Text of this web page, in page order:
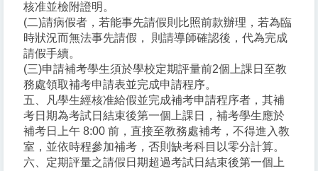
核准並檢附證明。
(二)請病假者，若能事先請假則比照前款辦理，若為臨
時狀況而無法事先請假， 則請導師確認後，代為完成
請假手續。
(三)申請補考學生須於學校定期評量前2個上課日至教
務處領取補考申請表並完成申請程序。
五、凡學生經核准給假並完成補考申請程序者，其補
考日期為考試日結束後第一個上課日，補考學生應於
補考日上午 8:00 前，直接至教務處補考，不得進入教
室，並依時程參加補考，否則缺考科目以零分計算。
六、定期評量之請假日期超過考試日結束後第一個上